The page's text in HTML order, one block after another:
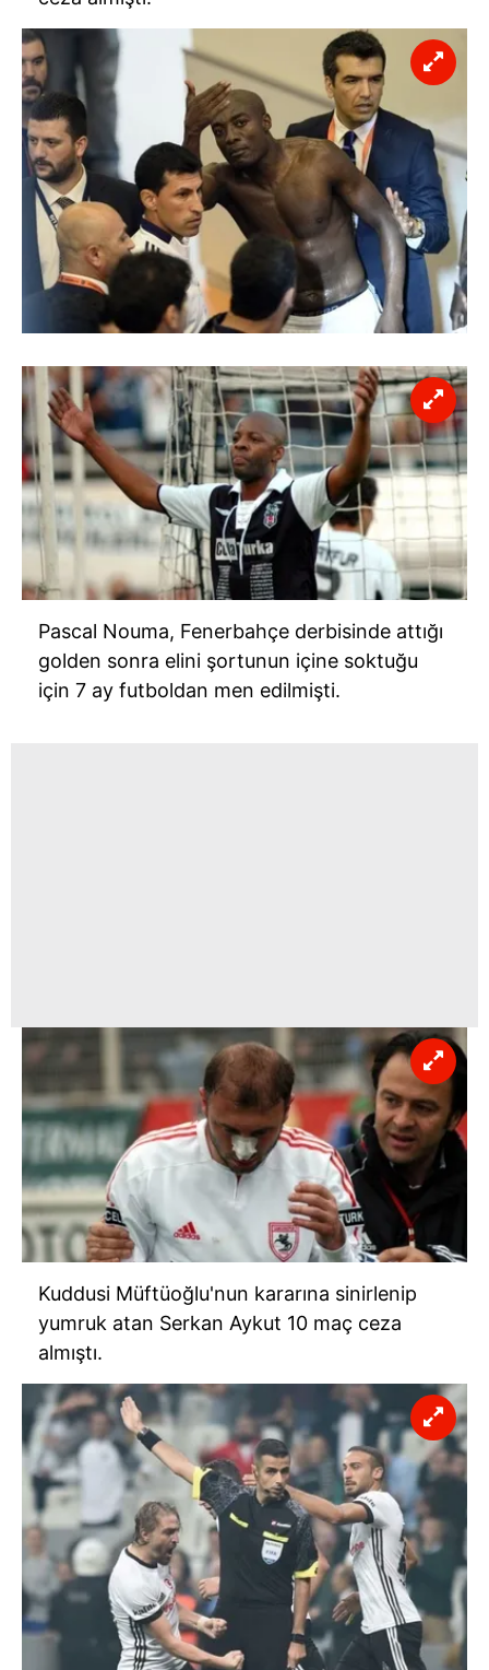
toplumu hizmetlerinin sunulması amacıyla
kullanılmaktadır. Diğer çerezler, sitemizin daha işlevsel
kılınması ve kişiselleştirilmesi ve sizlere yönelik
reklam/pazarlama faaliyetlerinin yapılması, amaçlarıyla
sınırlı olarak açık rızanız dahilinde kullanılacaktır.
Çerezlere ilişkin tercihlerinizi aşağıda yer alan panel
vasıtasıyla belirleyebilirsiniz. Çerezlere ilişkin detaylı bilgi
için Ayarlar butonuna tıklayabilir,
Çerez Bilgilendirme
Metnimiziziyaret edebilirsiniz.
6698 sayılı Kişisel Verilerin Korunması Kanunu uyarınca
hazırlanmış Aydınlatma Metnimizi okumak ve sitemizde
ilgili mevzuata uygun olarak kullanılan çerezlerle ilgili bilgi
almak için lütfen
tıklayınız.
Pascal Nouma, Fenerbahçe derbisinde attığı
golden sonra elini şortunun içine soktuğu
için 7 ay futboldan men edilmişti.
Kuddusi Müftüoğlu'nun kararına sinirlenip
yumruk atan Serkan Aykut 10 maç ceza
almıştı.